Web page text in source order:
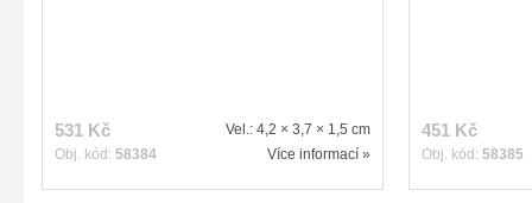
531 Kč
Obj. kód: 58384
Vel.: 4,2 × 3,7 × 1,5 cm
Více informací »
451 Kč
Obj. kód: 58385